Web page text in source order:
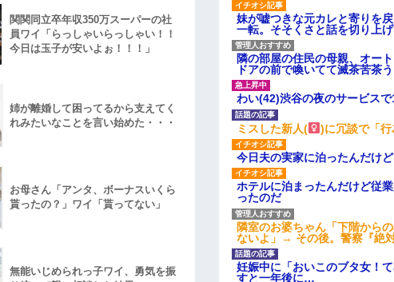
、人の家の金庫触らないでよ！」キチママ『そこに金庫があっ
てみようとしただけ☆』義兄「泥は出てけ！二度と来るな！」結
む味だけどなんのお茶？」彼「ちっ！」私「」
カンチョーワロタ
ラクションを鳴らされ彼氏が逆切れ。「何クラクション鳴らして
いよ！」と怒鳴りだし...
100万円超の治験募集がこちらｗｗｗｗｗ(※画像あり)
】惨殺されたタワマン頂き女子のこの動画、すげえええええｗ
ｗｗｗ
のクラウン俺氏、高速道路左車線を制限速度で走った結果
899 食べた量を張り合ってくる
輝明・・・２軍でも盛大にやらかす←あまり悲しませないでく
自業自得」と呆れてしまい…
妹が嘘つきな元カレと寄りを
一転。そそくさと話を切り上
隣の部屋の住民の母親、オー
ドアの前で喚いてて滅茶苦茶う
わい(42)渋谷の夜のサービス
ミスした新人( )に冗談で「
今日夫の実家に泊ったんだけ
ホテルに泊まったんだけど従
ったのだ
隣室のお婆ちゃん「下階から
ないよ」→ その後。警察『絶
妊娠中に「おいこのブタ女！
すと一年後に…
関関同立卒年収350万スーパーの社
員ワイ「らっしゃいらっしゃい！！
今日は玉子が安いよぉ！！！」
姉が離婚して困ってるから支えてく
れみたいなことを言い始めた・・・
お母さん「アンタ、ボーナスいくら
貰ったの？」ワイ「貰ってない」
無能いじめられっ子ワイ、勇気を振